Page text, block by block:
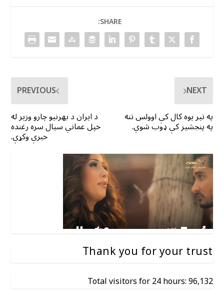
SHARE:
PREVIOUS
د ایران د بهرنیو چارو وزیر له
خپل عماني سیال سره رغنده
خبرې وکړې.
NEXT
په تیر یوه کال کې اوولس تنه
په پنجشیر کې ډوب شوي.
Thank you for your trust
Total visitors for 24 hours: 96,132